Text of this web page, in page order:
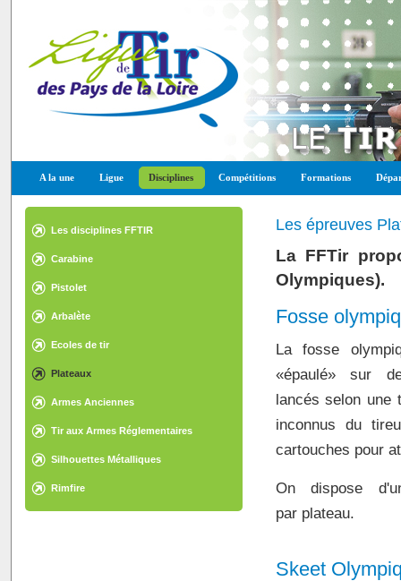
A la une Ligue Disciplines Compétitions Formations
Les disciplines FFTIR
Carabine
Pistolet
Arbalète
Ecoles de tir
Plateaux
Armes Anciennes
Tir aux Armes Réglementaires
Silhouettes Métalliques
Rimfire
Les épreuves
La FFTir
Olympiques).
Fosse
La fosse
«épaulé» sur
lancés selon une
inconnus du
cartouches pour
On dispose
par plateau.
Skeet